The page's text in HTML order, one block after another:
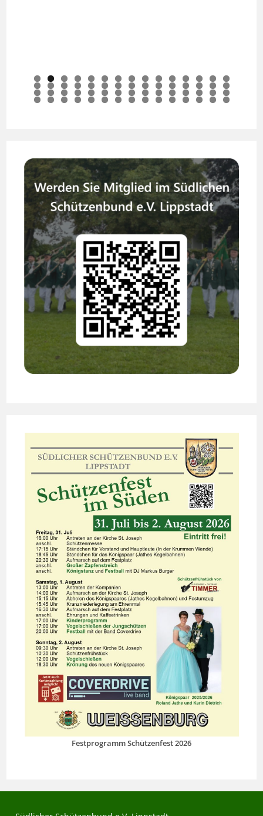
0 1 2 3 4 5
6 7 8 9 0 1 2 3 4 5 6 7 8 9 0
1 2 3 4 5 6 7 8 9 0 1 2 3 4 5
6 7 8 9 0 1 2 3 4 5 6 7 8 9 0
Festprogramm Schützenfest 2026